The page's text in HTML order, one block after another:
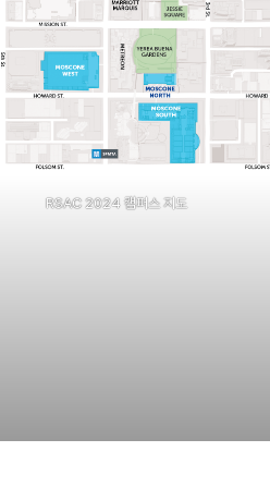
RSAC 2024 캠퍼스 지도